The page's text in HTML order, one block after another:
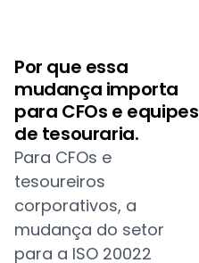
Por que essa
mudança importa
para CFOs e equipes
de tesouraria.
Para CFOs e
tesoureiros
corporativos, a
mudança do setor
para a ISO 20022